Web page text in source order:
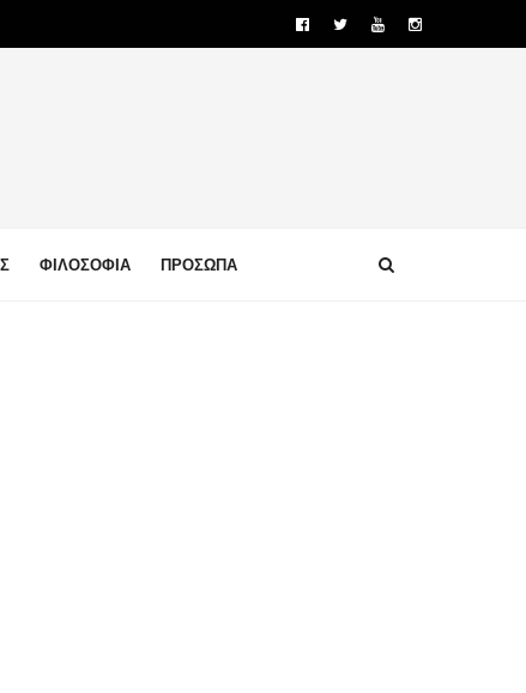
ΦΙΛΟΣΟΦΙΑ ΠΡΟΣΩΠΑ